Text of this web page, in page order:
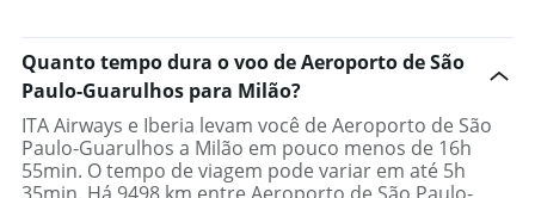
Quanto tempo dura o voo de Aeroporto de São
Paulo-Guarulhos para Milão?
ITA Airways e Iberia levam você de Aeroporto de São
Paulo-Guarulhos a Milão em pouco menos de 16h
55min. O tempo de viagem pode variar em até 5h